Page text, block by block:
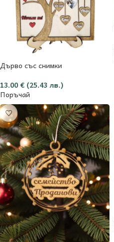
Дърво със снимки
13.00 € (25.43 лв.)
Поръчай